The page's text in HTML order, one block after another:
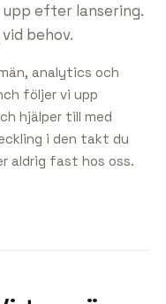
efter lansering.
behov.
analytics och
följer vi upp
hjälper till med
i den takt du
aldrig fast hos oss.